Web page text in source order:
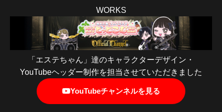
WORKS
「エステちゃん」達のキャラクターデザイン・
YouTubeヘッダー制作を担当させていただきました
YouTubeチャンネルを見る